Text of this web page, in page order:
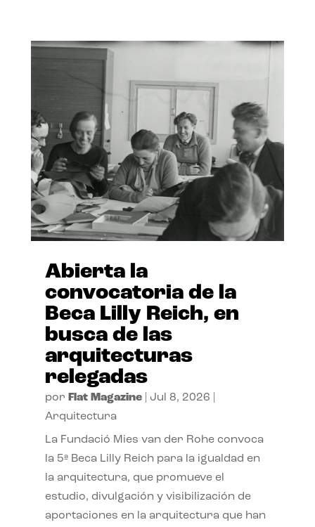
Abierta la
convocatoria de la
Beca Lilly Reich, en
busca de las
arquitecturas
relegadas
por Flat Magazine| Jul 8, 2026
Arquitectura
La Fundació Mies van der Rohe convoca
la 5ª Beca Lilly Reich para la igualdad en
la arquitectura, que promueve el
estudio, divulgación y visibilización de
aportaciones en la arquitectura que han